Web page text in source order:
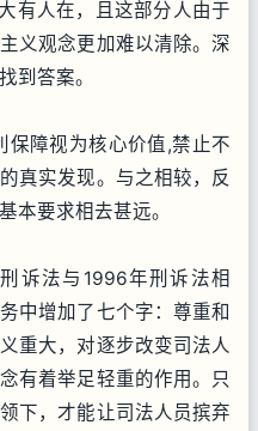
有人在，且这部分人由于
义观念更加难以清除。深
到答案。
保障视为核心价值,禁止不
真实发现。与之相较，反
本要求相去甚远。
诉法与1996年刑诉法相
中增加了七个字：尊重和
重大，对逐步改变司法人
有着举足轻重的作用。只
下，才能让司法人员摈弃